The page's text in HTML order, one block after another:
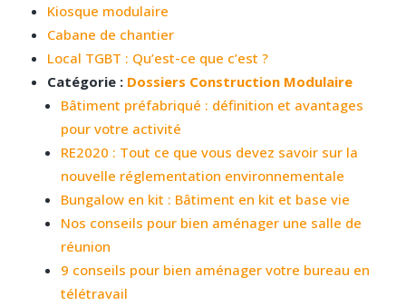
Kiosque modulaire
Cabane de chantier
Local TGBT : Qu’est-ce que c’est ?
Catégorie : Dossiers Construction Modulaire
Bâtiment préfabriqué : définition et avantages
pour votre activité
RE2020 : Tout ce que vous devez savoir sur la
nouvelle réglementation environnementale
Bungalow en kit : Bâtiment en kit et base vie
Nos conseils pour bien aménager une salle de
réunion
9 conseils pour bien aménager votre bureau en
télétravail